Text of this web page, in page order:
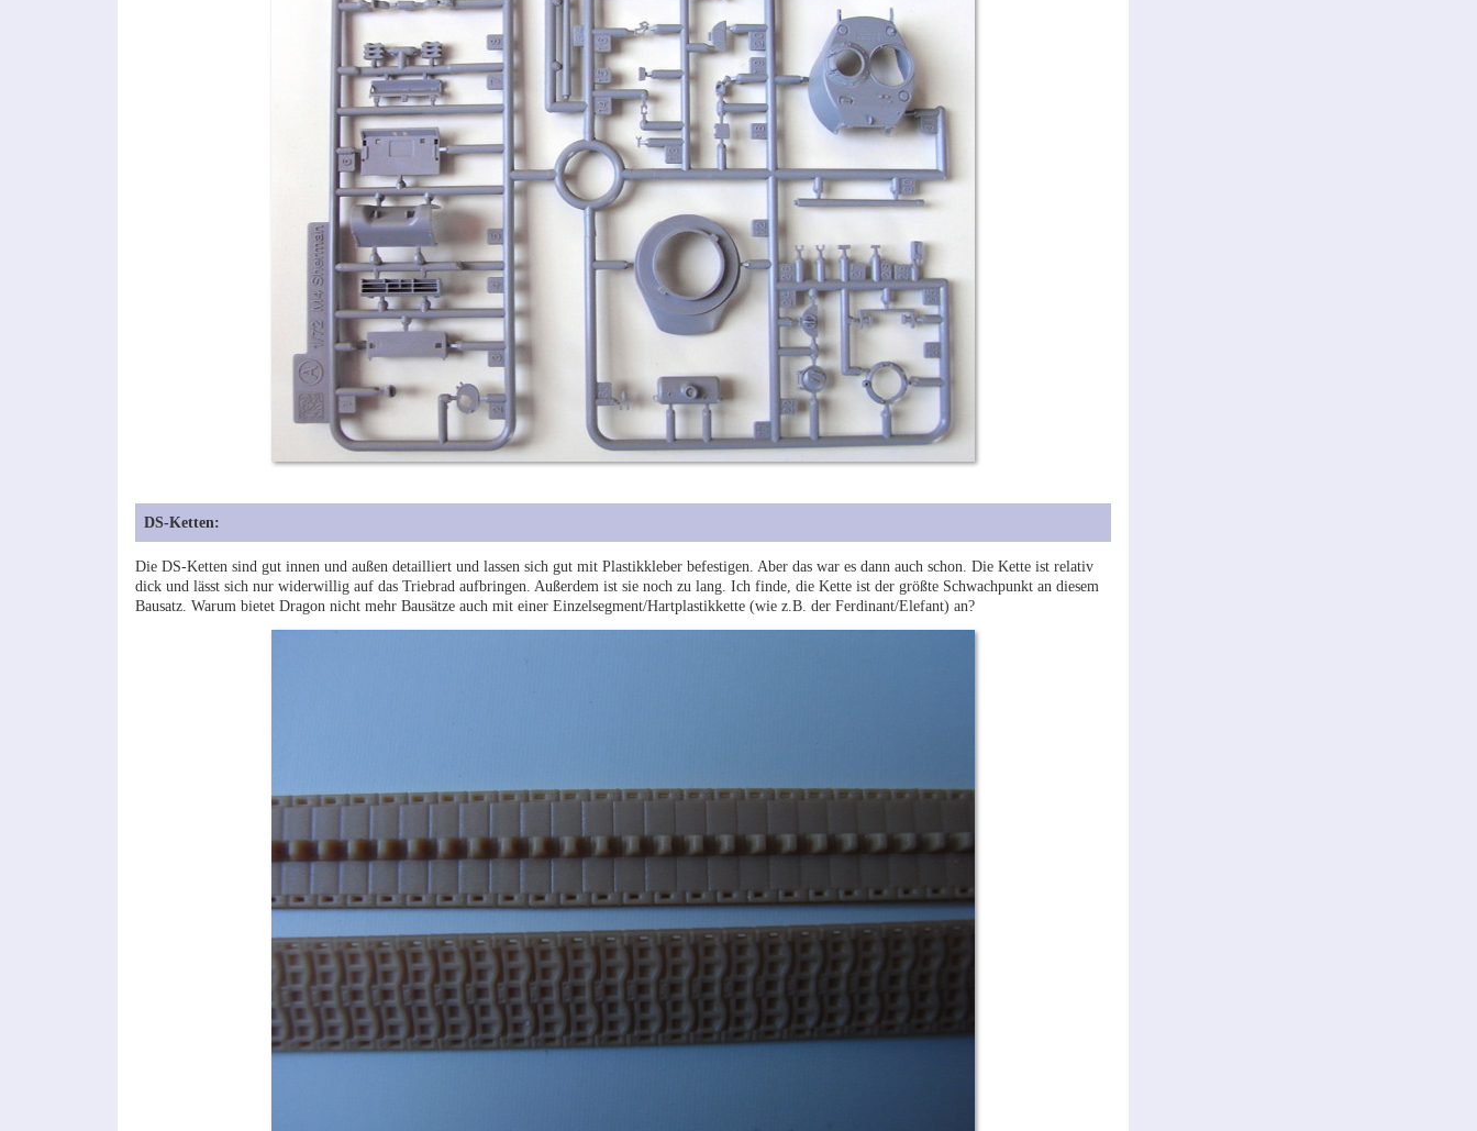
DS-Ketten:
Die DS-Ketten sind gut innen und außen detailliert und lassen sich gut mit Plastikkleber befestigen. Aber das war es dann auch schon. Die Kette ist relativ
dick und lässt sich nur widerwillig auf das Triebrad aufbringen. Außerdem ist sie noch zu lang. Ich finde, die Kette ist der größte Schwachpunkt an diesem
Bausatz. Warum bietet Dragon nicht mehr Bausätze auch mit einer Einzelsegment/Hartplastikkette (wie z.B. der Ferdinant/Elefant) an?